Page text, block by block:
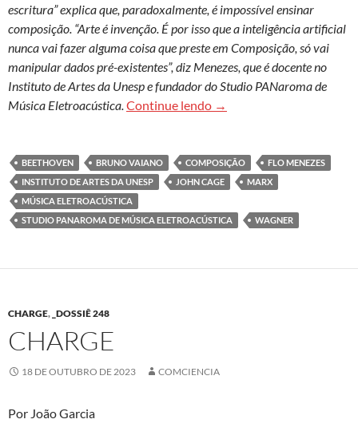
escritura” explica que, paradoxalmente, é impossível ensinar
composição. “Arte é invenção. É por isso que a inteligência artificial
nunca vai fazer alguma coisa que preste em Composição, só vai
manipular dados pré-existentes”, diz Menezes, que é docente no
Instituto de Artes da Unesp e fundador do Studio PANaroma de
Música Eletroacústica.Continue lendo Flo Menezes: ‘O objeto
→
BEETHOVEN BRUNO VAIANO COMPOSIÇÃO
FLO MENEZES
INSTITUTO DE ARTES DA UNESP
JOHN CAGE
MARX
MÚSICA ELETROACÚSTICA
STUDIO PANAROMA DE MÚSICA ELETROACÚSTICA
WAGNER
CHARGE, _DOSSIÊ 248
CHARGE
18 DE OUTUBRO DE 2023 COMCIENCIA
Por João Garcia